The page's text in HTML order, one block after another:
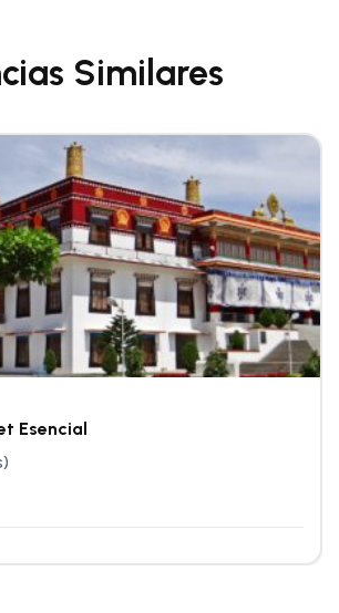
Similares
Esencial